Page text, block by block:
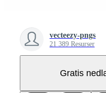
vecteezy-pngs
21 389 Resurser
Gratis